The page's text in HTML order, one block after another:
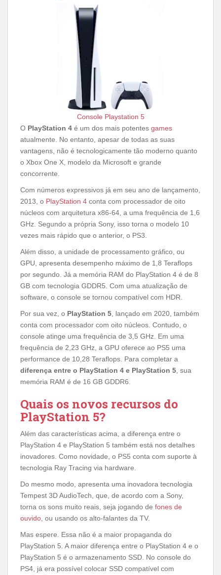
Console Playstation 5
O PlayStation 4 é um dos mais potentes games
atualmente. No entanto, apesar de todas as suas
vantagens, não é tecnologicamente tão moderno quanto
o Xbox One X, modelo da Microsoft e grande
concorrente.
Com números expressivos já em seu ano de lançamento,
2013, o PlayStation 4 conta com processador de oito
núcleos com arquitetura x86-64, a uma frequência de 1,6
GHz. Segundo a própria Sony, isso torna o modelo 10
vezes mais rápido que o anterior, o PS3.
Além disso, a unidade de processamento gráfico, ou
GPU, apresenta desempenho máximo de 1,8 Teraflops
por segundo. Já a memória RAM do PlayStation 4 é de 8
GB com tecnologia GDDR5. Com uma atualização de
software, o console se tornou compatível com HDR.
Por sua vez, o PlayStation 5 , lançado em 2020, também
conta com processador com oito núcleos. Contudo, o
console atinge uma frequência de 3,5 GHz. Em uma
frequência de 2,23 GHz, a GPU oferece ao PS5 uma
performance de 10,28 Teraflops. Para completar a
diferença entre o PlayStation 4 e PlayStation 5 , sua
memória RAM é de 16 GB GDDR6.
Quais os novos recursos do
PlayStation 5?
Além das características acima, a diferença entre o
PlayStation 4 e PlayStation 5 também está nos detalhes
inovadores. Como novidade, o PS5 conta com suporte à
tecnologia Ray Tracing via hardware.
Do mesmo modo, apresenta uma inovadora tecnologia
Tempest 3D AudioTech, que, de acordo com a Sony,
torna os sons muito reais, seja jogando de fones de
ouvido , ou usando os alto-falantes da TV.
Mas espere. Essa não é a maior propaganda do
PlayStation 5. A maior diferença entre o PlayStation 4 e o
PlayStation 5 é o armazenamento SSD. No console do
PS4, já era possível colocar SSD compatível com